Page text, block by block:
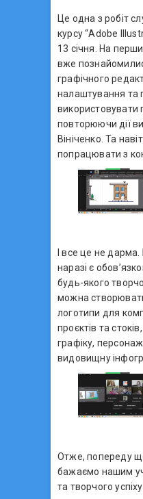
Це одна з робіт
курсу “Adobe
13 січня. На
вже
графічного
налаштування та
використовувати
повторюючи дії
Вініченко. Та
попрацювати з
І все це не
наразі є
будь-якого
можна
логотипи для
проєктів та
графіку,
видовищну
Отже, попереду
бажаємо нашим
та творчого